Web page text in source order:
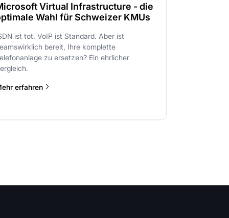
Virtual Infrastructure - die
Wahl für Schweizer KMUs
ist tot. VoIP ist Standard. Aber ist
bereit, Ihre komplette
zu ersetzen? Ein ehrlicher
erfahren